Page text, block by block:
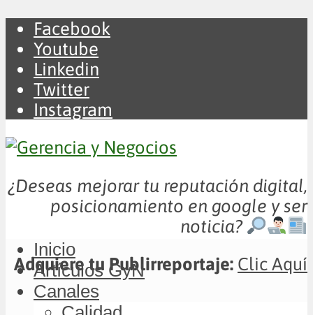
Facebook
Youtube
Linkedin
Twitter
Instagram
¿Deseas mejorar tu reputación digital,
posicionamiento en google y ser
noticia?
Adquiere tu Publirreportaje: Clic Aquí
Inicio
Artículos GyN
Canales